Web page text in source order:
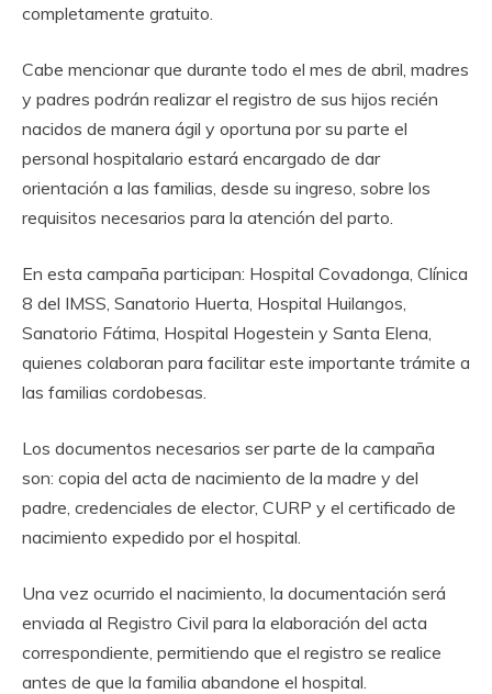
completamente gratuito.
Cabe mencionar que durante todo el mes de abril, madres
y padres podrán realizar el registro de sus hijos recién
nacidos de manera ágil y oportuna por su parte el
personal hospitalario estará encargado de dar
orientación a las familias, desde su ingreso, sobre los
requisitos necesarios para la atención del parto.
En esta campaña participan: Hospital Covadonga, Clínica
8 del IMSS, Sanatorio Huerta, Hospital Huilangos,
Sanatorio Fátima, Hospital Hogestein y Santa Elena,
quienes colaboran para facilitar este importante trámite a
las familias cordobesas.
Los documentos necesarios ser parte de la campaña
son: copia del acta de nacimiento de la madre y del
padre, credenciales de elector, CURP y el certificado de
nacimiento expedido por el hospital.
Una vez ocurrido el nacimiento, la documentación será
enviada al Registro Civil para la elaboración del acta
correspondiente, permitiendo que el registro se realice
antes de que la familia abandone el hospital.